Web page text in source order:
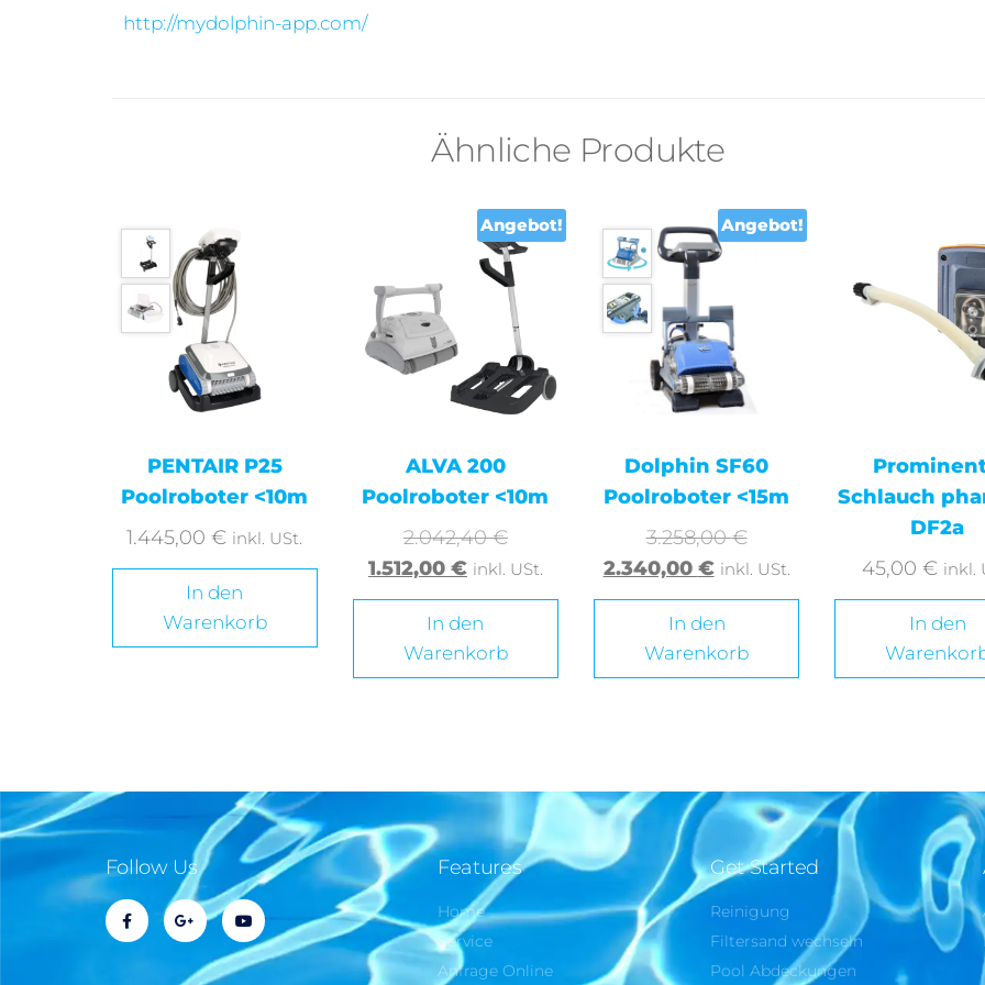
http://mydolphin-app.com/
Ähnliche Produkte
PENTAIR P25
Poolroboter <10m
1.445,00€ inkl. USt.
In den
Warenkorb
Angebot!
ALVA 200
Poolroboter <10m
2.042,40€
1.512,00 € inkl. USt.
In den
Warenkorb
Angebot!
Dolphin SF60
Poolroboter <15m
3.258,00€
2.340,00 € inkl. USt.
In den
Warenkorb
Schlauch
DF2a
45,00 € inkl.
In den
Follow Us Features
Home
Service
Anfrage Online
Get Started
Reinigung
Filtersand wechseln
Pool Abdeckungen